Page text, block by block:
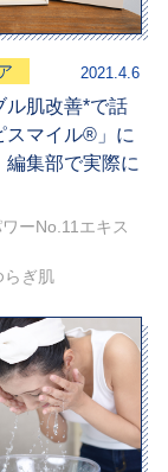
2021.4.6
ル肌改善*で話
スマイル®」に
編集部で実際に
ーNo.11エキス
らぎ肌